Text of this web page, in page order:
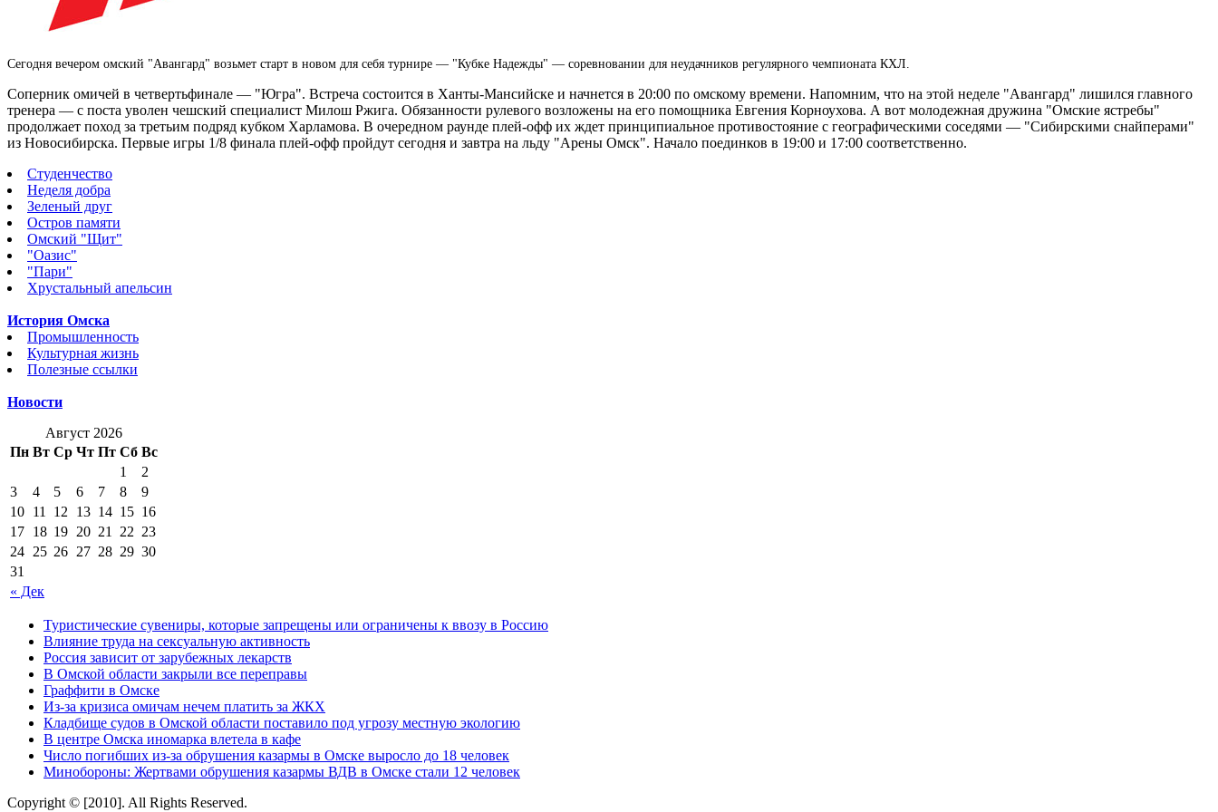
Сегодня вечером омский "Авангард" возьмет старт в новом для себя турнире — "Кубке Надежды" — соревновании для неудачников регулярного чемпионата КХЛ.
Соперник омичей в четвертьфинале — "Югра". Встреча состоится в Ханты-Мансийске и начнется в 20:00 по омскому времени. Напомним, что на этой неделе "Авангард" лишился главного
тренера — с поста уволен чешский специалист Милош Ржига. Обязанности рулевого возложены на его помощника Евгения Корноухова. А вот молодежная дружина "Омские ястребы"
продолжает поход за третьим подряд кубком Харламова. В очередном раунде плей-офф их ждет принципиальное противостояние с географическими соседями — "Сибирскими снайперами"
из Новосибирска. Первые игры 1/8 финала плей-офф пройдут сегодня и завтра на льду "Арены Омск". Начало поединков в 19:00 и 17:00 соответственно.
Студенчество
Неделя добра
Зеленый друг
Остров памяти
Омский "Щит"
"Оазис"
"Пари"
Хрустальный апельсин
История Омска
Промышленность
Культурная жизнь
Полезные ссылки
Новости
Август 2026
Пн Вт Ср Чт Пт Сб Вс
« Дек
1
2
3
4 5 6 7 8
9
10 11 12 13 14 15 16
17 18 19 20 21 22 23
24 25 26 27 28 29 30
31
Туристические сувениры, которые запрещены или ограничены к ввозу в Россию
Влияние труда на сексуальную активность
Россия зависит от зарубежных лекарств
В Омской области закрыли все переправы
Граффити в Омске
Из-за кризиса омичам нечем платить за ЖКХ
Кладбище судов в Омской области поставило под угрозу местную экологию
В центре Омска иномарка влетела в кафе
Число погибших из-за обрушения казармы в Омске выросло до 18 человек
Минобороны: Жертвами обрушения казармы ВДВ в Омске стали 12 человек
Copyright © [2010]. All Rights Reserved.